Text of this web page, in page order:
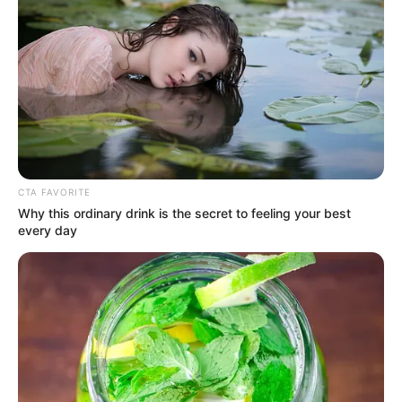
Finalmente, el gobernador expresó su sentido a las
familias y fuerzas militares.
Hay que mencionar que, en la noche del martes, fueron
incinerados dos vehículos en este municipio, autoridades
no descarta que el ELN este detrás de este ataque
terrorista, que tuvo lugar en el sector Sierra Morena.
De acuerdo con el mandatario, los vehículos sufrieron la
la zona, situación que no dejó heridos.
Sobre los hechos, el alcalde pidió toda la colaboración de
la institucionalidad para lograr, en el menor tiempo
posible, esclarecer este nuevo hecho de violencia que, por
fortuna, no deja personas heridas.
COMPARTIR
CTA FAVORITE
Why this ordinary drink is the secret to feeling your best
every day